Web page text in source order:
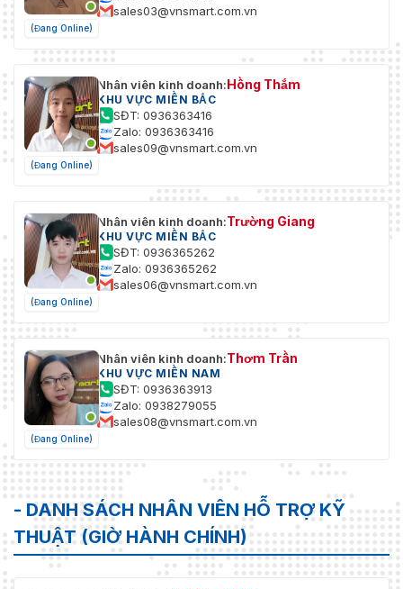
(Đang Online)
sales03@vnsmart.com.vn
(Đang Online)
Nhân viên kinh doanh:Hồng Thắm
KHU VỰC MIỀN BẮC
SĐT: 0936363416
Zalo: 0936363416
sales09@vnsmart.com.vn
(Đang Online)
Nhân viên kinh doanh:Trường Giang
KHU VỰC MIỀN BẮC
SĐT: 0936365262
Zalo: 0936365262
sales06@vnsmart.com.vn
(Đang Online)
Nhân viên kinh doanh:Thơm Trần
KHU VỰC MIỀN NAM
SĐT: 0936363913
Zalo: 0938279055
sales08@vnsmart.com.vn
- DANH SÁCH NHÂN VIÊN HỖ TRỢ KỸ
THUẬT (GIỜ HÀNH CHÍNH)